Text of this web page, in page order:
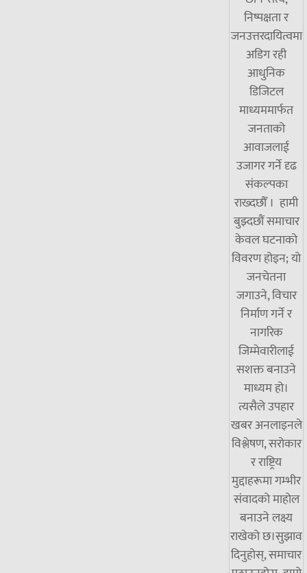
निष्पक्षता र
जनउत्तरदायित्वमा
अडिग रही
आधुनिक
डिजिटल
माध्यममार्फत
जनताको
आवाजलाई
उजागर गर्ने दृढ
संकल्पका
राख्दछौँ । हामी
बुझ्दछौं समाचार
केवल घटनाको
विवरण होइन; यो
जनचेतना
जगाउने, विचार
निर्माण गर्ने र
नागरिक
जिम्मेवारीलाई
सशक्त बनाउने
माध्यम हो।
त्यसैले उपहार
खबर अनलाइनले
विश्लेषण, सरोकार
र राष्ट्रिय
मुद्दाहरूमा गम्भीर
संवादको माहोल
बनाउने लक्ष्य
राखेको छ।सुझाव
दिनुहोस्, समाचार